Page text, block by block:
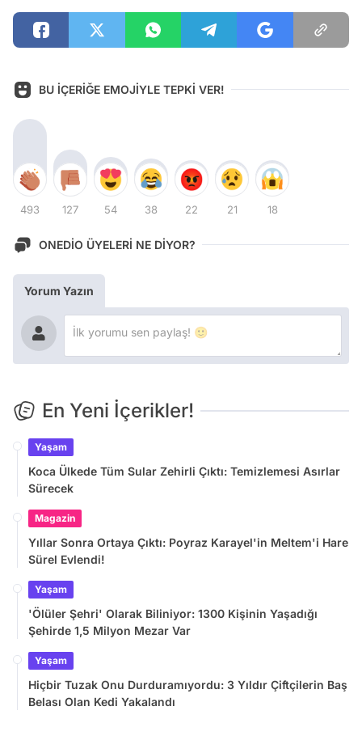
BU İÇERİĞE EMOJİYLE TEPKİ VER!
493 127 54 38 22 21 18
ONEDİO ÜYELERİ NE DİYOR?
Yorum Yazın
En Yeni İçerikler!
Yaşam
Koca Ülkede Tüm Sular Zehirli Çıktı: Temizlemesi Asırlar
Sürecek
Magazin
Yıllar Sonra Ortaya Çıktı: Poyraz Karayel'in Meltem'i Hare
Sürel Evlendi!
Yaşam
'Ölüler Şehri' Olarak Biliniyor: 1300 Kişinin Yaşadığı
Şehirde 1,5 Milyon Mezar Var
Yaşam
Hiçbir Tuzak Onu Durduramıyordu: 3 Yıldır Çiftçilerin Baş
Belası Olan Kedi Yakalandı